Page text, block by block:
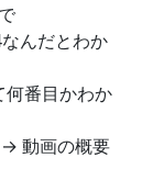
んだとわか
番目かわか
動画の概要